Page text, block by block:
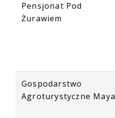
Pensjonat Pod
Żurawiem
Gospodarstwo
Agroturystyczne Maya